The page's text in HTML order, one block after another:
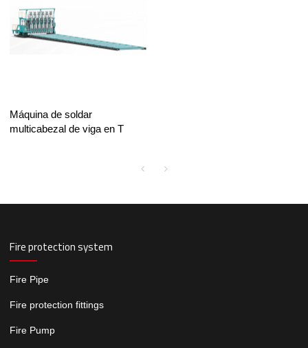
Máquina de soldar
multicabezal de viga en T
Fire protection system
Fire Pipe
Fire protection fittings
Fire Pump